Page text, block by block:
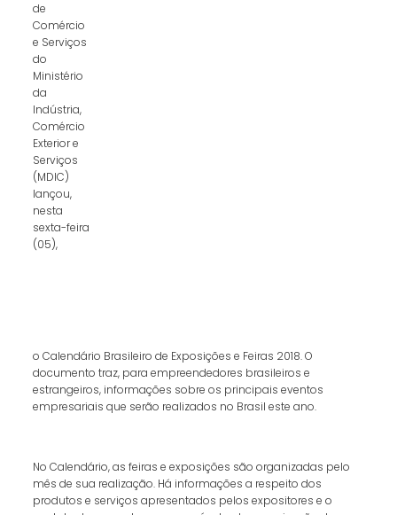
de
Comércio
e Serviços
do
Ministério
da
Indústria,
Comércio
Exterior e
Serviços
(MDIC)
lançou,
nesta
sexta-feira
(05),
o Calendário Brasileiro de Exposições e Feiras 2018. O
documento traz, para empreendedores brasileiros e
estrangeiros, informações sobre os principais eventos
empresariais que serão realizados no Brasil este ano.
No Calendário, as feiras e exposições são organizadas pelo
mês de sua realização. Há informações a respeito dos
produtos e serviços apresentados pelos expositores e o